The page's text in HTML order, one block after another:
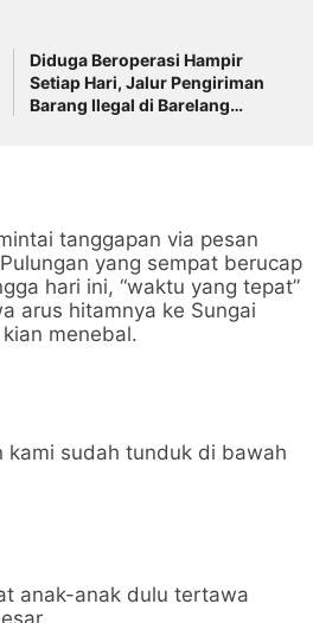
Diduga Beroperasi Hampir
Setiap Hari, Jalur Pengiriman
Barang Ilegal di Barelang
tanggapan via pesan
yang sempat berucap
hari ini, “waktu yang tepat”
arus hitamnya ke Sungai
menebal.
kami sudah tunduk di bawah
anak-anak dulu tertawa